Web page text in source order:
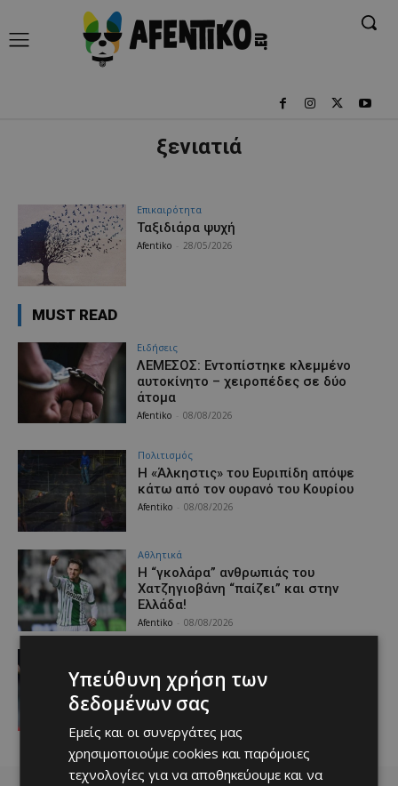
ξενιατιά
Επικαιρότητα
Ταξιδιάρα ψυχή
Afentiko 28/05/2026
MUST READ
Ειδήσεις
ΛΕΜΕΣΟΣ: Εντοπίστηκε κλεμμένο
αυτοκίνητο – χειροπέδες σε δύο
άτομα
Afentiko 08/08/2026
Πολιτισμός
Η «Άλκηστις» του Ευριπίδη απόψε
κάτω από τον ουρανό του Κουρίου
Afentiko 08/08/2026
Αθλητικά
Η “γκολάρα” ανθρωπιάς του
Χατζηγιοβάνη “παίζει” και στην
Ελλάδα!
Afentiko 08/08/2026
Το πιο ευχάριστο γεγονός της
βραδιάς ήταν το come back του
Τσακόν (ΒΙΝΤΕΟ)
Υπεύθυνη χρήση των
δεδομένων σας
Εμείς και οι συνεργάτες μας
χρησιμοποιούμε cookies και παρόμοιες
τεχνολογίες για να αποθηκεύουμε και να